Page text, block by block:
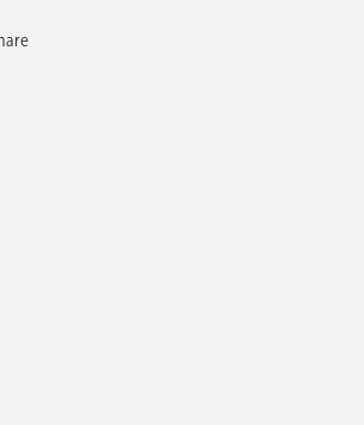
beschließt
Osterpaket zur Beschleunigung des Zubaus